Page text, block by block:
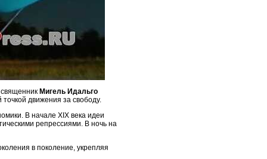
Мигель Идальго
точкой движения за свободу.
В начале XIX века идеи
репрессиями. В ночь на
в поколение, укрепляя